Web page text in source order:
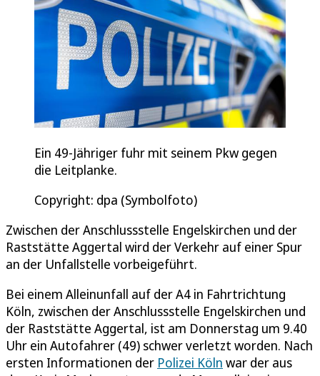
Ein 49-Jähriger fuhr mit seinem Pkw gegen
die Leitplanke.
Copyright: dpa (Symbolfoto)
Zwischen der Anschlussstelle Engelskirchen und der
Raststätte Aggertal wird der Verkehr auf einer Spur
an der Unfallstelle vorbeigeführt.
Bei einem Alleinunfall auf der A4 in Fahrtrichtung
Köln, zwischen der Anschlussstelle Engelskirchen und
der Raststätte Aggertal, ist am Donnerstag um 9.40
Uhr ein Autofahrer (49) schwer verletzt worden. Nach
ersten Informationen der Polizei Köln war der aus